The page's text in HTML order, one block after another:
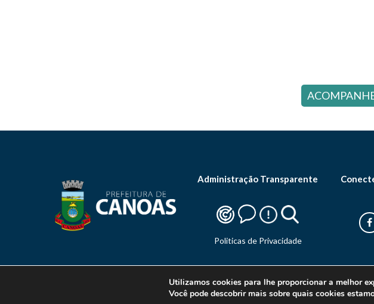
Administração Transparente
Politicas de Privacidade
© 2026 Prefeitura Municipal de
Utilizamos cookies para lhe proporcionar a melhor
Você pode descobrir mais sobre quais cookies